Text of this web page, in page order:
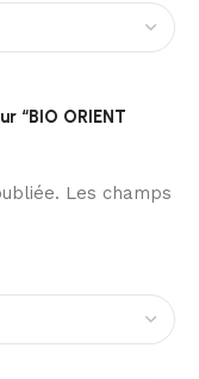
“BIO ORIENT
Les champs